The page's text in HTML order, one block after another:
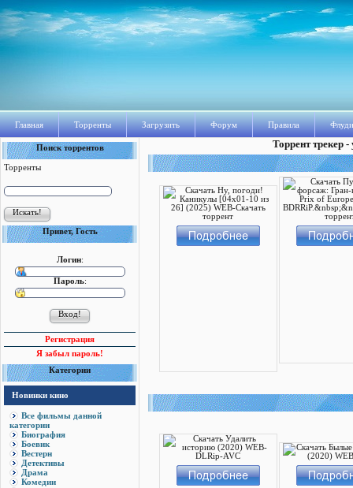
Главная Торренты Загрузить Форум Правила
Поиск торрентов
Торренты
Привет, Гость
Логин:
Пароль:
Регистрация
Я забыл пароль!
Категории
Новинки кино
Все фильмы данной
категории
Биография
Боевик
Вестерн
Детективы
Драма
Комедии
Торрент трекер